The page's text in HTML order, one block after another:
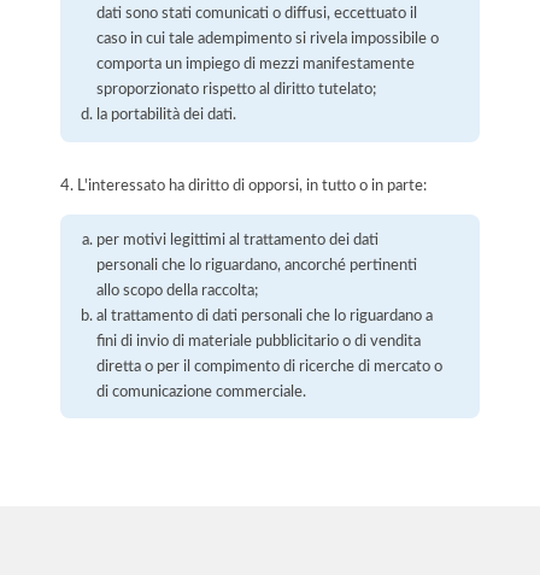
dati sono stati comunicati o diffusi, eccettuato il
caso in cui tale adempimento si rivela impossibile o
comporta un impiego di mezzi manifestamente
sproporzionato rispetto al diritto tutelato;
la portabilità dei dati.
4. L'interessato ha diritto di opporsi, in tutto o in parte:
per motivi legittimi al trattamento dei dati
personali che lo riguardano, ancorché pertinenti
allo scopo della raccolta;
al trattamento di dati personali che lo riguardano a
fini di invio di materiale pubblicitario o di vendita
diretta o per il compimento di ricerche di mercato o
di comunicazione commerciale.